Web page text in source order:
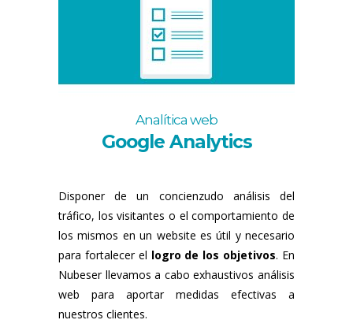
Analítica web
Google Analytics
Disponer de un concienzudo análisis del
tráfico, los visitantes o el comportamiento de
los mismos en un website es útil y necesario
para fortalecer el logro de los objetivos. En
Nubeser llevamos a cabo exhaustivos análisis
web para aportar medidas efectivas a
nuestros clientes.